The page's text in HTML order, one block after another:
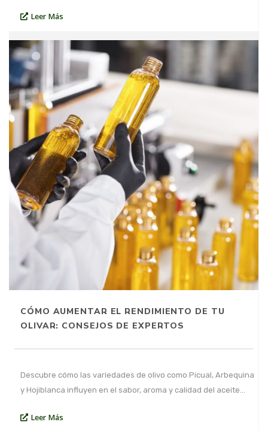
Leer Más
CÓMO AUMENTAR EL RENDIMIENTO DE TU
OLIVAR: CONSEJOS DE EXPERTOS
Descubre cómo las variedades de olivo como Picual, Arbequina
y Hojiblanca influyen en el sabor, aroma y calidad del aceite…
Leer Más